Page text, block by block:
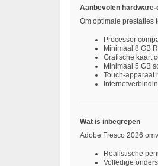
Aanbevolen hardware-
Om optimale prestaties
Processor
Minimaal 8 GB
Grafische kaart
Minimaal 5 GB
Touch-apparaat
Wat is inbegrepen
Adobe Fresco 2026
Realistische
Volledige